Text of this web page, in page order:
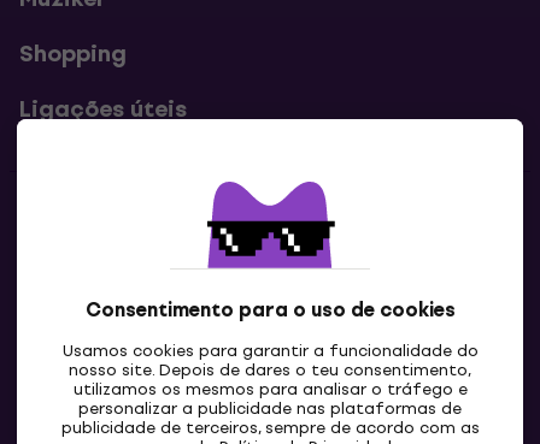
Consentimento para o uso de cookies
Usamos cookies para garantir a funcionalidade do
nosso site. Depois de dares o teu consentimento,
utilizamos os mesmos para analisar o tráfego e
personalizar a publicidade nas plataformas de
publicidade de terceiros, sempre de acordo com as
Shopping
Ligações úteis
Contatos
Contacta-nos